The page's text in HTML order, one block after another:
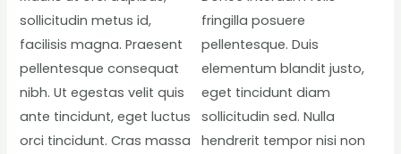
sollicitudin metus id,
facilisis magna. Praesent
pellentesque consequat
nibh. Ut egestas velit quis
ante tincidunt, eget luctus
orci tincidunt. Cras massa
fringilla posuere
pellentesque. Duis
elementum blandit justo,
eget tincidunt diam
sollicitudin sed. Nulla
hendrerit tempor nisi non